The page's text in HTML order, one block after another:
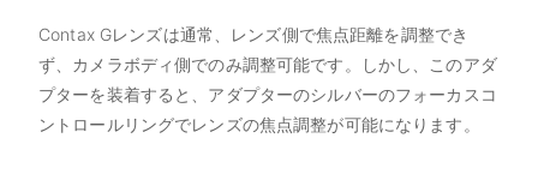
Contax Gレンズは通常、レンズ側で焦点距離を調整でき
ず、カメラボディ側でのみ調整可能です。しかし、このアダ
プターを装着すると、アダプターのシルバーのフォーカスコ
ントロールリングでレンズの焦点調整が可能になります。